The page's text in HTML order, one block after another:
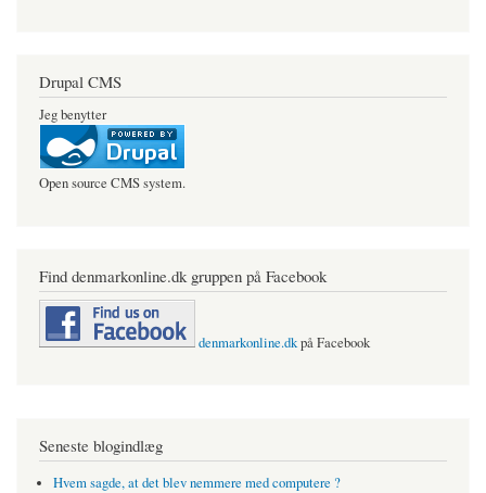
Drupal CMS
Jeg benytter
Open source CMS system.
Find denmarkonline.dk gruppen på Facebook
denmarkonline.dkpå Facebook
Seneste blogindlæg
Hvem sagde, at det blev nemmere med computere ?